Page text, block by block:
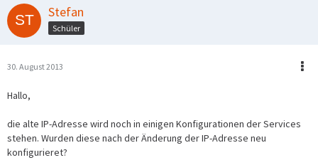
Stefan
Schüler
30. August 2013
Hallo,
die alte IP-Adresse wird noch in einigen Konfigurationen der Services
stehen. Wurden diese nach der Änderung der IP-Adresse neu
konfigurieret?